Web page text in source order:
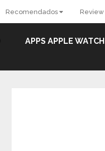
Recomendados Review
APPS APPLE WATCH